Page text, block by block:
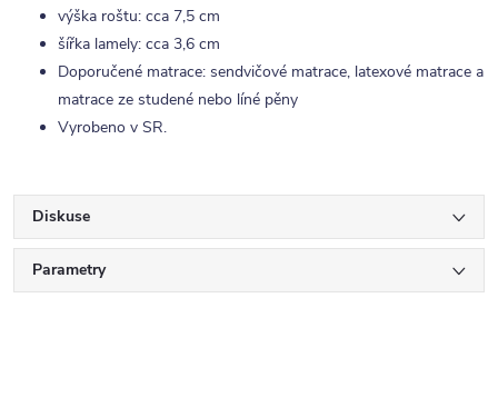
výška roštu: cca 7,5 cm
šířka lamely: cca 3,6 cm
Doporučené matrace: sendvičové matrace, latexové matrace a
matrace ze studené nebo líné pěny
Vyrobeno v SR.
Diskuse
Parametry